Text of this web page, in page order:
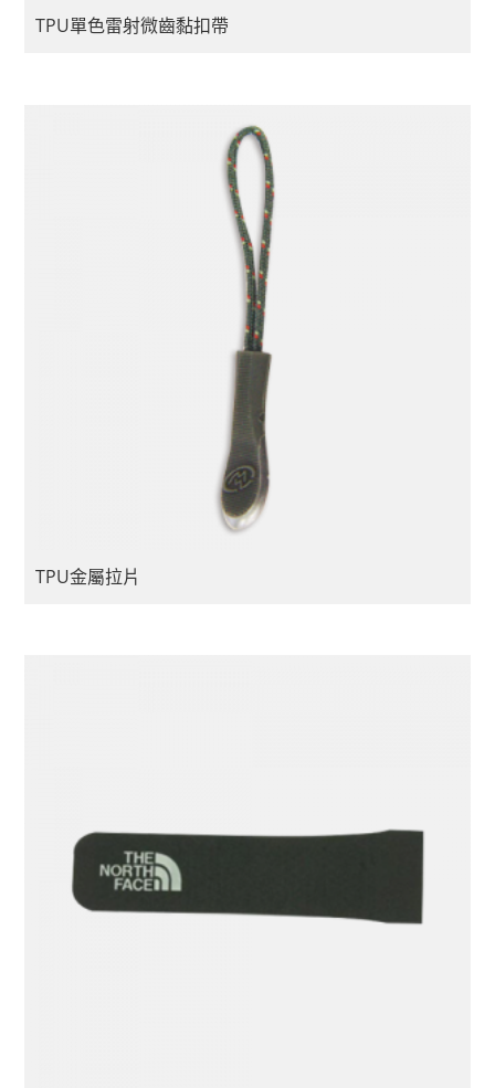
TPU單色雷射微齒黏扣帶
TPU金屬拉片